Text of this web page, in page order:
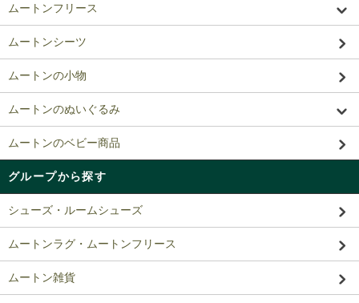
ムートンフリース
ムートンシーツ
ムートンの小物
ムートンのぬいぐるみ
ムートンのベビー商品
グループから探す
シューズ・ルームシューズ
ムートンラグ・ムートンフリース
ムートン雑貨